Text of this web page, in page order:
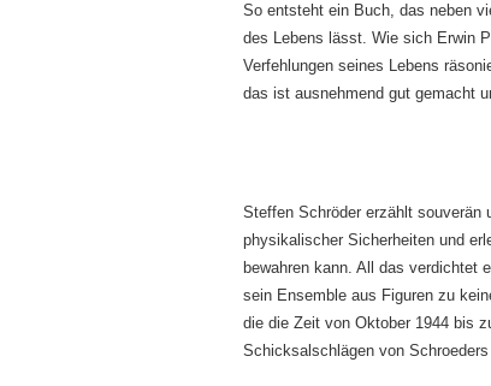
So entsteht ein Buch, das neben
des Lebens lässt. Wie sich Erwin
Verfehlungen seines Lebens
das ist ausnehmend gut gemacht
Steffen Schröder erzählt souverän
physikalischer Sicherheiten und
bewahren kann. All das verdichtet
sein Ensemble aus Figuren zu
die die Zeit von Oktober 1944 bis
Schicksalschlägen von